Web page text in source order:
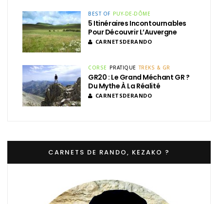
BEST OF PUY-DE-DÔME
5 Itinéraires Incontournables
Pour Découvrir L’Auvergne
CARNETSDERANDO
CORSE PRATIQUE TREKS & GR
GR20 : Le Grand Méchant GR ?
Du Mythe À La Réalité
CARNETSDERANDO
CARNETS DE RANDO, KEZAKO ?